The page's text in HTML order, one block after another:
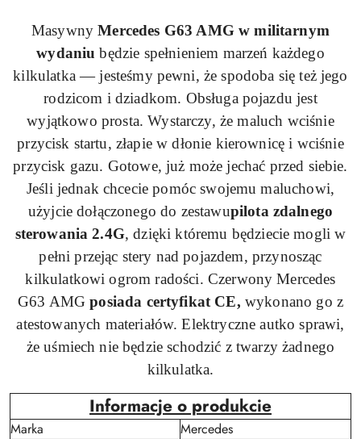
MasywnyMercedes G63 AMG w militarnym
wydaniu będzie spełnieniem marzeń każdego
kilkulatka — jesteśmy pewni, że spodoba się też jego
rodzicom i dziadkom. Obsługa pojazdu jest
wyjątkowo prosta. Wystarczy, że maluch wciśnie
przycisk startu, złapie w dłonie kierownicę i wciśnie
przycisk gazu. Gotowe, już może jechać przed siebie.
Jeśli jednak chcecie pomóc swojemu maluchowi,
użyjcie dołączonego do zestawupilota zdalnego
sterowania 2.4G, dzięki któremu będziecie mogli w
pełni przejąc stery nad pojazdem, przynosząc
kilkulatkowi ogrom radości. Czerwony Mercedes
G63 AMGposiada certyfikat CE, wykonano go z
atestowanych materiałów. Elektryczne autko sprawi,
że uśmiech nie będzie schodzić z twarzy żadnego
kilkulatka.
Informacje o produkcie
Marka
Mercedes